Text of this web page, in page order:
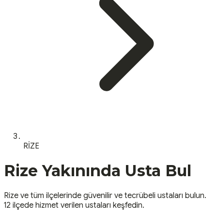
RİZE
Rize Yakınında Usta Bul
Rize ve tüm ilçelerinde güvenilir ve tecrübeli ustaları bulun.
12 ilçede hizmet verilen ustaları keşfedin.